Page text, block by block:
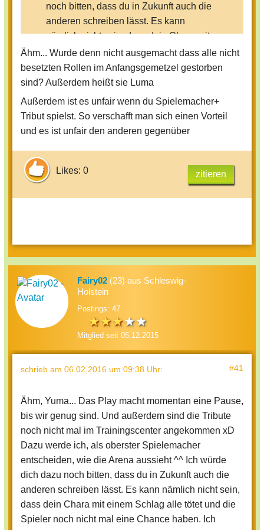
noch bitten, dass du in Zukunft auch die
anderen schreiben lässt. Es kann
nämlich nicht sein, dass dein Chara mit
einem Schlag alle tötet und die Spieler
noch nicht mal eine Chance haben. Ich
würde mich freuen, wenn du dich in
Ähm... Wurde denn nicht ausgemacht dass alle nicht
besetzten Rollen im Anfangsgemetzel gestorben
sind? Außerdem heißt sie Luma
Außerdem ist es unfair wenn du Spielemacher+
Tribut spielst. So verschafft man sich einen Vorteil
und es ist unfair den anderen gegenüber
Likes: 0 zitieren
Fairy02 (23) aus Schleswig-
Holstein
Postings: 47
Mitglied seit 05.12.2015
schrieb am 06.02.2016 um 09:38 Uhr: #41
Ähm, Yuma... Das Play macht momentan eine Pause,
bis wir genug sind. Und außerdem sind die Tribute
noch nicht mal im Trainingscenter angekommen xD
Dazu werde ich, als oberster Spielemacher
entscheiden, wie die Arena aussieht ^^ Ich würde
dich dazu noch bitten, dass du in Zukunft auch die
anderen schreiben lässt. Es kann nämlich nicht sein,
dass dein Chara mit einem Schlag alle tötet und die
Spieler noch nicht mal eine Chance haben. Ich